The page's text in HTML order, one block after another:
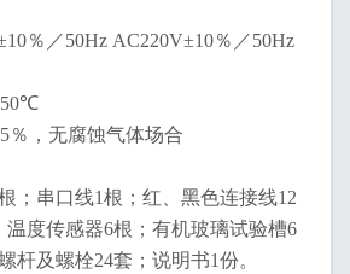
％／50Hz AC220V±10％／50Hz
50℃
％，无腐蚀气体场合
；串口线1根；红、黑色连接线12
温度传感器6根；有机玻璃试验槽6
杆及螺栓24套；说明书1份。